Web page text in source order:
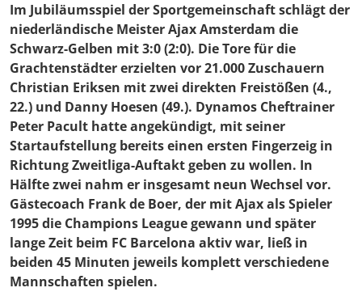
Im Jubiläumsspiel der Sportgemeinschaft schlägt der
niederländische Meister Ajax Amsterdam die
Schwarz-Gelben mit 3:0 (2:0). Die Tore für die
Grachtenstädter erzielten vor 21.000 Zuschauern
Christian Eriksen mit zwei direkten Freistößen (4.,
22.) und Danny Hoesen (49.). Dynamos Cheftrainer
Peter Pacult hatte angekündigt, mit seiner
Startaufstellung bereits einen ersten Fingerzeig in
Richtung Zweitliga-Auftakt geben zu wollen. In
Hälfte zwei nahm er insgesamt neun Wechsel vor.
Gästecoach Frank de Boer, der mit Ajax als Spieler
1995 die Champions League gewann und später
lange Zeit beim FC Barcelona aktiv war, ließ in
beiden 45 Minuten jeweils komplett verschiedene
Mannschaften spielen.